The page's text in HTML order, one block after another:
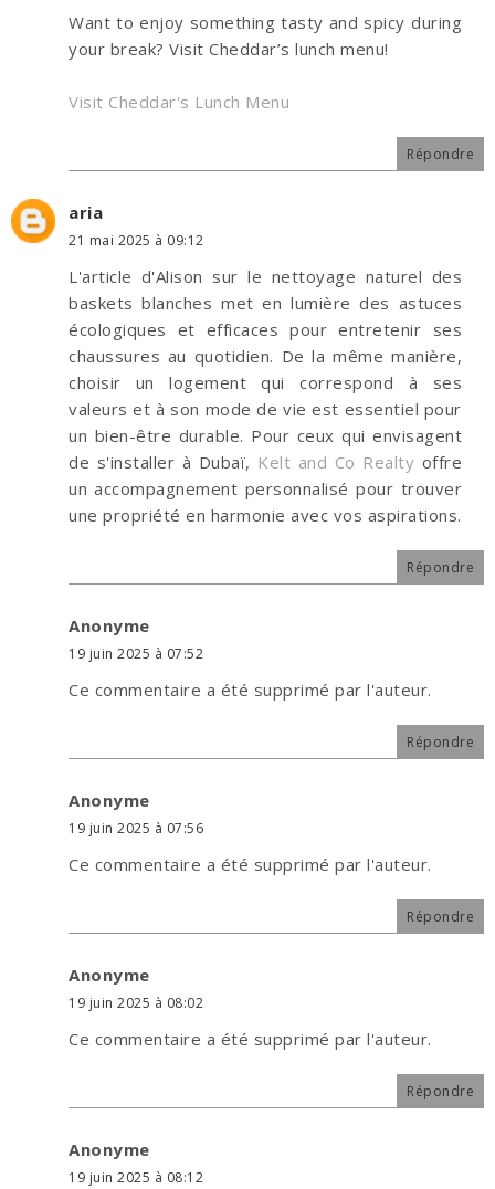
Want to enjoy something tasty and spicy during
your break? Visit Cheddar’s lunch menu!
Visit Cheddar's Lunch Menu
Répondre
aria
21 mai 2025 à 09:12
L'article d'Alison sur le nettoyage naturel des
baskets blanches met en lumière des astuces
écologiques et efficaces pour entretenir ses
chaussures au quotidien. De la même manière,
choisir un logement qui correspond à ses
valeurs et à son mode de vie est essentiel pour
un bien-être durable. Pour ceux qui envisagent
de s'installer à Dubaï, Kelt and Co Realty offre
un accompagnement personnalisé pour trouver
une propriété en harmonie avec vos aspirations.
Répondre
Anonyme
19 juin 2025 à 07:52
Ce commentaire a été supprimé par l'auteur.
Répondre
Anonyme
19 juin 2025 à 07:56
Ce commentaire a été supprimé par l'auteur.
Répondre
Anonyme
19 juin 2025 à 08:02
Ce commentaire a été supprimé par l'auteur.
Répondre
Anonyme
19 juin 2025 à 08:12